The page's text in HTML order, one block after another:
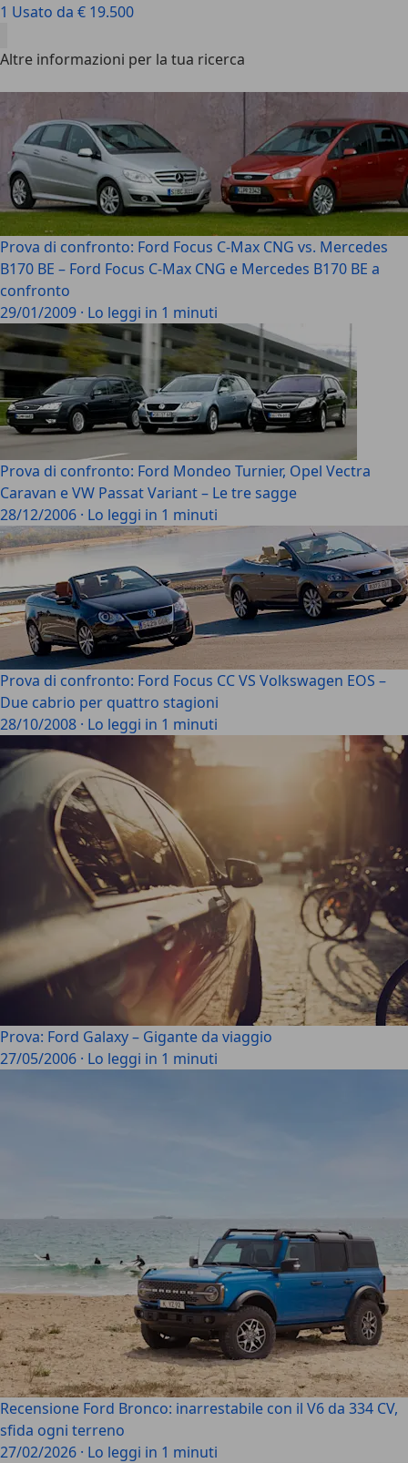
1 Usato da € 19.500
Altre informazioni per la tua ricerca
Prova di confronto: Ford Focus C-Max CNG vs. Mercedes
B170 BE – Ford Focus C-Max CNG e Mercedes B170 BE a
confronto
29/01/2009 · Lo leggi in 1 minuti
Prova di confronto: Ford Mondeo Turnier, Opel Vectra
Caravan e VW Passat Variant – Le tre sagge
28/12/2006 · Lo leggi in 1 minuti
Prova di confronto: Ford Focus CC VS Volkswagen EOS –
Due cabrio per quattro stagioni
28/10/2008 · Lo leggi in 1 minuti
Prova: Ford Galaxy – Gigante da viaggio
27/05/2006 · Lo leggi in 1 minuti
Recensione Ford Bronco: inarrestabile con il V6 da 334 CV,
sfida ogni terreno
27/02/2026 · Lo leggi in 1 minuti